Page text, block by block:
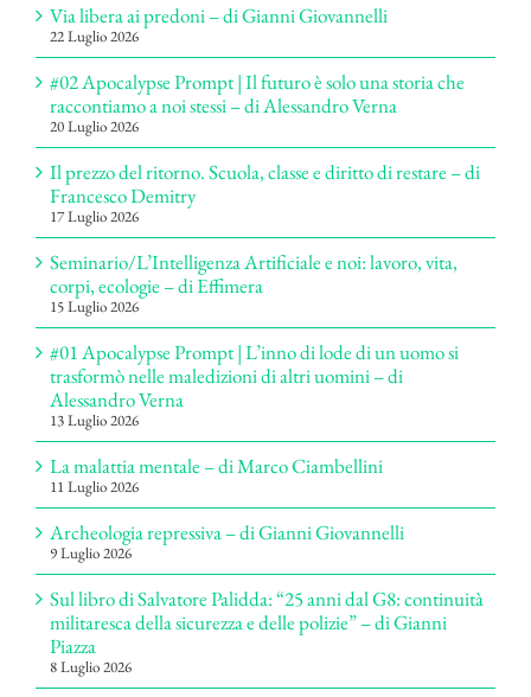
Via libera ai predoni – di Gianni Giovannelli
22 Luglio 2026
#02 Apocalypse Prompt | Il futuro è solo una storia che
raccontiamo a noi stessi – di Alessandro Verna
20 Luglio 2026
Il prezzo del ritorno. Scuola, classe e diritto di restare – di
Francesco Demitry
17 Luglio 2026
Seminario/L’Intelligenza Artificiale e noi: lavoro, vita,
corpi, ecologie – di Effimera
15 Luglio 2026
#01 Apocalypse Prompt | L’inno di lode di un uomo si
trasformò nelle maledizioni di altri uomini – di
Alessandro Verna
13 Luglio 2026
La malattia mentale – di Marco Ciambellini
11 Luglio 2026
Archeologia repressiva – di Gianni Giovannelli
9 Luglio 2026
Sul libro di Salvatore Palidda: “25 anni dal G8: continuità
militaresca della sicurezza e delle polizie” – di Gianni
Piazza
8 Luglio 2026